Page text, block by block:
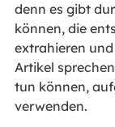
denn es gibt
können, die
extrahieren
Artikel
tun können,
verwenden.